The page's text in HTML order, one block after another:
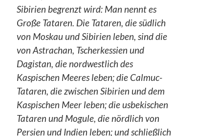
Sibirien begrenzt wird: Man nennt es
Große Tataren. Die Tataren, die südlich
von Moskau und Sibirien leben, sind die
von Astrachan, Tscherkessien und
Dagistan, die nordwestlich des
Kaspischen Meeres leben; die Calmuc-
Tataren, die zwischen Sibirien und dem
Kaspischen Meer leben; die usbekischen
Tataren und Mogule, die nördlich von
Persien und Indien leben; und schließlich